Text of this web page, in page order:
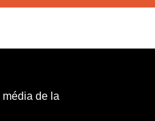
média de la